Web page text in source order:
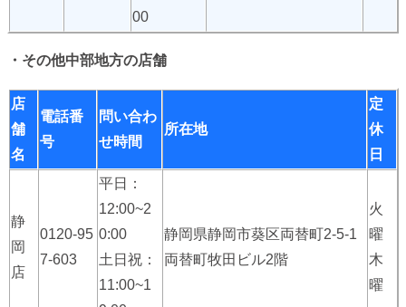
00
・その他中部地方の店舗
店
舗
名
電話番
号
問い合わ
せ時間
所在地
定
休
日
静
岡
店
0120-95
7-603
平日：
12:00~2
0:00
土日祝：
11:00~1
静岡県静岡市葵区両替町2-5-1
両替町牧田ビル2階
火
曜
木
曜